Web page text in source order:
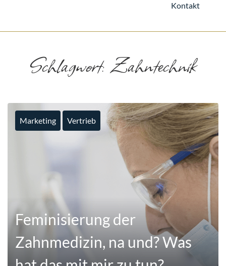
Kontakt
Schlagwort:Zahntechnik
Marketing Vertrieb
Feminisierung der
Zahnmedizin, na und? Was